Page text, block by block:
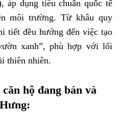
áp dụng tiêu chuẩn quốc tế
môi trường. Từ khâu quy
tiết đều hướng đến việc tạo
xanh”, phù hợp với lối
thiên nhiên.
hộ đang bán và